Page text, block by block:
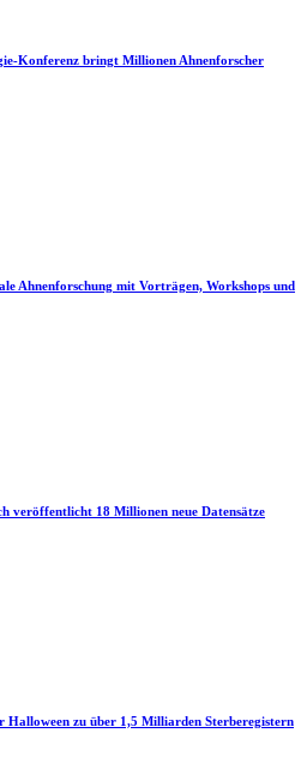
Konferenz bringt Millionen Ahnenforscher
Ahnenforschung mit Vorträgen, Workshops und
veröffentlicht 18 Millionen neue Datensätze
zu über 1,5 Milliarden Sterberegistern